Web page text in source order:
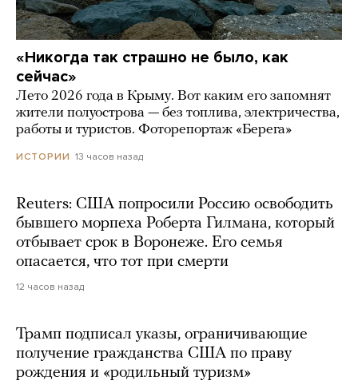
«Никогда так страшно не было, как
сейчас»
Лето 2026 года в Крыму. Вот каким его запомнят
жители полуострова — без топлива, электричества,
работы и туристов. Фоторепортаж «Берега»
ИСТОРИИ 13 часов назад
Reuters: США попросили Россию освободить
бывшего морпеха Роберта Гилмана, который
отбывает срок в Воронеже. Его семья
опасается, что тот при смерти
12 часов назад
Трамп подписал указы, ограничивающие
получение гражданства США по праву
рождения и «родильный туризм»